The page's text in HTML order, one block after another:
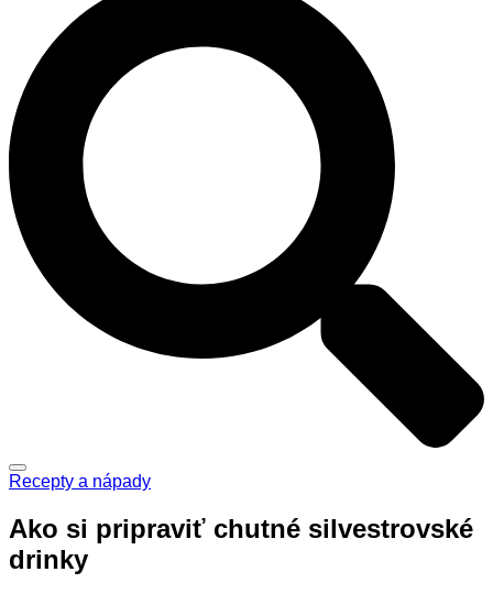
Recepty a nápady
Ako si pripraviť chutné silvestrovské
drinky